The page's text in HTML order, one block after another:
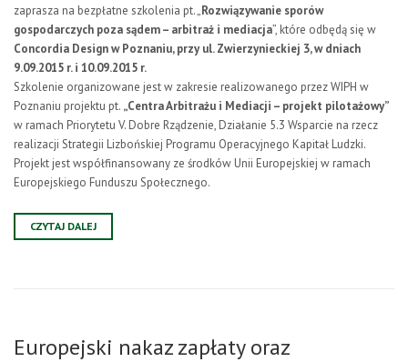
zaprasza na bezpłatne szkolenia pt. „Rozwiązywanie sporów
gospodarczych poza sądem – arbitraż i mediacja”, które odbędą się w
Concordia Design w Poznaniu, przy ul. Zwierzynieckiej 3, w dniach
9.09.2015 r. i 10.09.2015 r.
Szkolenie organizowane jest w zakresie realizowanego przez WIPH w
Poznaniu projektu pt. „Centra Arbitrażu i Mediacji – projekt pilotażowy”
w ramach Priorytetu V. Dobre Rządzenie, Działanie 5.3 Wsparcie na rzecz
realizacji Strategii Lizbońskiej Programu Operacyjnego Kapitał Ludzki.
Projekt jest współfinansowany ze środków Unii Europejskiej w ramach
Europejskiego Funduszu Społecznego.
CZYTAJ DALEJ
Europejski nakaz zapłaty oraz